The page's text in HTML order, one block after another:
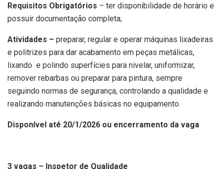
Requisitos Obrigatórios – ter disponibilidade de horário e
possuir documentação completa;
Atividades – preparar, regular e operar máquinas lixadeiras
e politrizes para dar acabamento em peças metálicas,
lixando e polindo superfícies para nivelar, uniformizar,
remover rebarbas ou preparar para pintura, sempre
seguindo normas de segurança, controlando a qualidade e
realizando manutenções básicas no equipamento.
Disponível até 20/1/2026 ou encerramento da vaga
3 vagas – Inspetor de Qualidade